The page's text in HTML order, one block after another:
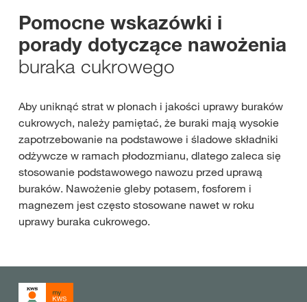
Pomocne wskazówki i
porady dotyczące nawożenia
buraka cukrowego
Aby uniknąć strat w plonach i jakości uprawy buraków
cukrowych, należy pamiętać, że buraki mają wysokie
zapotrzebowanie na podstawowe i śladowe składniki
odżywcze w ramach płodozmianu, dlatego zaleca się
stosowanie podstawowego nawozu przed uprawą
buraków. Nawożenie gleby potasem, fosforem i
magnezem jest często stosowane nawet w roku
uprawy buraka cukrowego.